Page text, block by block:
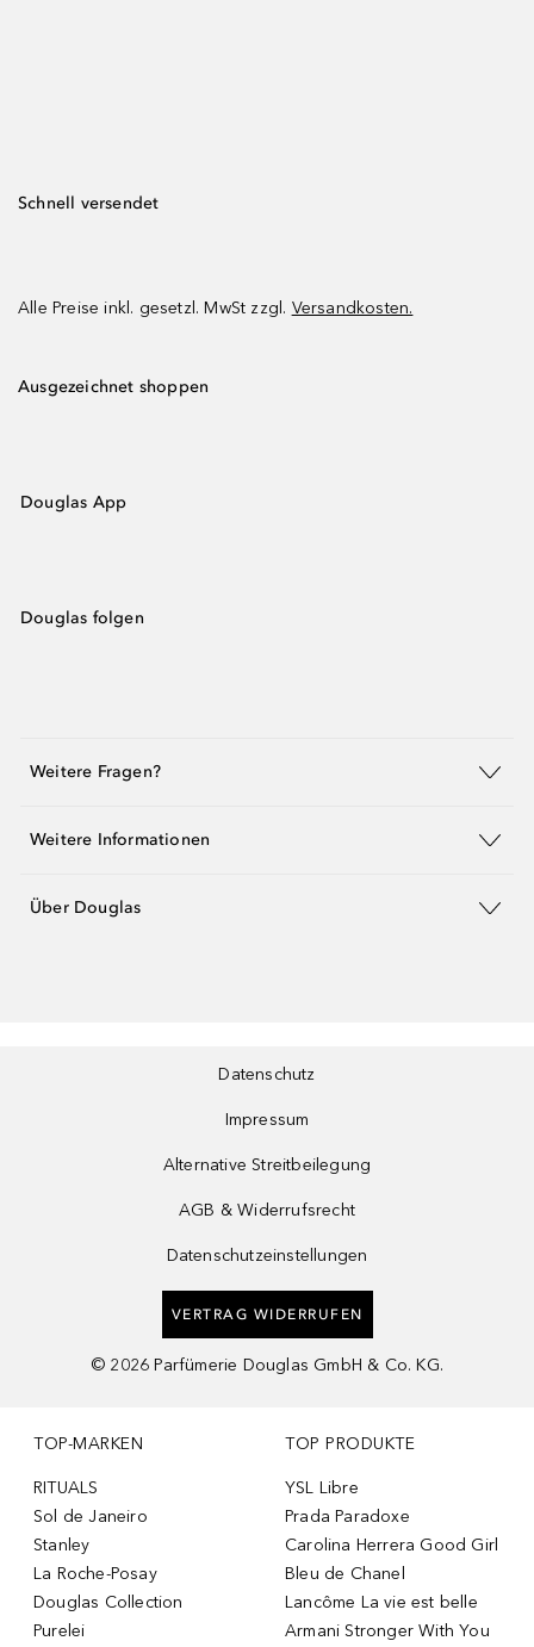
Schnell versendet
Alle Preise inkl. gesetzl. MwSt zzgl. Versandkosten.
Ausgezeichnet shoppen
Douglas App
Douglas folgen
Weitere Fragen?
Weitere Informationen
Über Douglas
Datenschutz
Impressum
Alternative Streitbeilegung
AGB & Widerrufsrecht
Datenschutzeinstellungen
VERTRAG WIDERRUFEN
© 2026 Parfümerie Douglas GmbH & Co. KG.
TOP-MARKEN
RITUALS
Sol de Janeiro
Stanley
La Roche-Posay
Douglas Collection
Purelei
TOP PRODUKTE
YSL Libre
Prada Paradoxe
Carolina Herrera Good Girl
Bleu de Chanel
Lancôme La vie est belle
Armani Stronger With You